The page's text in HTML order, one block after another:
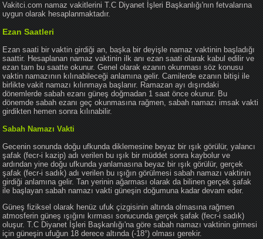
Vakitci.com namaz vakitlerini T.C Diyanet İşleri Başkanlığı'nın fetvalarına
uygun olarak hesaplanmaktadır.
Ezan Saatleri
Ezan saati bir vaktin girdiği an, başka bir deyişle namaz vaktinin başladığı
saattir. Hesaplanan namaz vaktinin ilk anı ezan saati olarak kabul edilir ve
ezan tam bu saatte okunur. Genel olarak ezanın okunması söz konusu
vaktin namazının kılınabileceği anlamına gelir. Camilerde ezanın bitişi ile
birlikte vakit namazı kılınmaya başlanır. Ramazan ayı dışındaki
dönemlerde sabah ezanı güneş doğmadan 1 saat önce okunur. Bu
dönemde sabah ezanı geç okunmasına rağmen, sabah namazı imsak vakti
girdikten hemen sonra kılınabilir.
Sabah Namazı Vakti
Gecenin sonunda doğu ufkunda diklemesine beyaz bir ışık görülür, yalancı
şafak (fecr-i kazip) adı verilen bu ışık bir müddet sonra kaybolur ve
ardından yine doğu ufkunda yanlamasına beyaz bir ışık görülür, gerçek
şafak (fecr-i sadık) adı verilen bu ışığın görülmesi sabah namazı vaktinin
girdiği anlamına gelir. Tan yerinin ağarması olarak da bilinen gerçek şafak
ile başlayan sabah namazı vakti güneşin doğumuna kadar devam eder.
Güneş fiziksel olarak henüz ufuk çizgisinin altında olmasına rağmen
atmosferin güneş ışığını kırması sonucunda gerçek şafak (fecr-i sadık)
oluşur. T.C Diyanet İşleri Başkanlığı'na göre sabah namazı vaktinin girmesi
için güneşin ufuğun 18 derece altında (-18°) olması gerekir.